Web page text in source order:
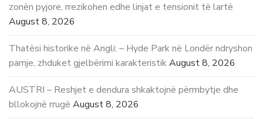
zonën pyjore, rrezikohen edhe linjat e tensionit të lartë
August 8, 2026
Thatësi historike në Angli: – Hyde Park në Londër ndryshon
pamje, zhduket gjelbërimi karakteristikAugust 8, 2026
AUSTRI – Reshjet e dendura shkaktojnë përmbytje dhe
bllokojnë rrugë August 8, 2026